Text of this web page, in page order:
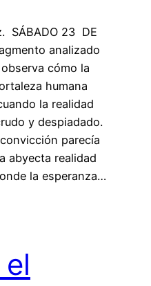
SÁBADO 23 DE
analizado
cómo la
humana
la realidad
y despiadado.
parecía
abyecta realidad
la esperanza…